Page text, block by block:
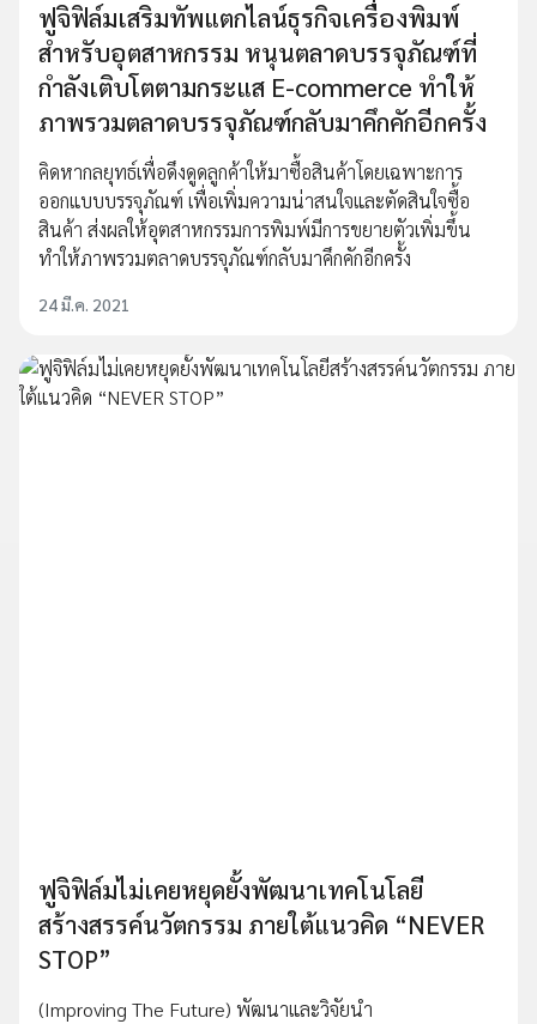
ฟูจิฟิล์มเสริมทัพแตกไลน์ธุรกิจเครื่องพิมพ์
สำหรับอุตสาหกรรม หนุนตลาดบรรจุภัณฑ์ที่
กำลังเติบโตตามกระแส E-commerce ทำให้
ภาพรวมตลาดบรรจุภัณฑ์กลับมาคึกคักอีกครั้ง
คิดหากลยุทธ์เพื่อดึงดูดลูกค้าให้มาซื้อสินค้าโดยเฉพาะการ
ออกแบบบรรจุภัณฑ์ เพื่อเพิ่มความน่าสนใจและตัดสินใจซื้อ
สินค้า ส่งผลให้อุตสาหกรรมการพิมพ์มีการขยายตัวเพิ่มขึ้น
ทำให้ภาพรวมตลาดบรรจุภัณฑ์กลับมาคึกคักอีกครั้ง
24 มี.ค. 2021
ฟูจิฟิล์มไม่เคยหยุดยั้งพัฒนาเทคโนโลยี
สร้างสรรค์นวัตกรรม ภายใต้แนวคิด “NEVER
STOP”
(Improving The Future) พัฒนาและวิจัยนำ